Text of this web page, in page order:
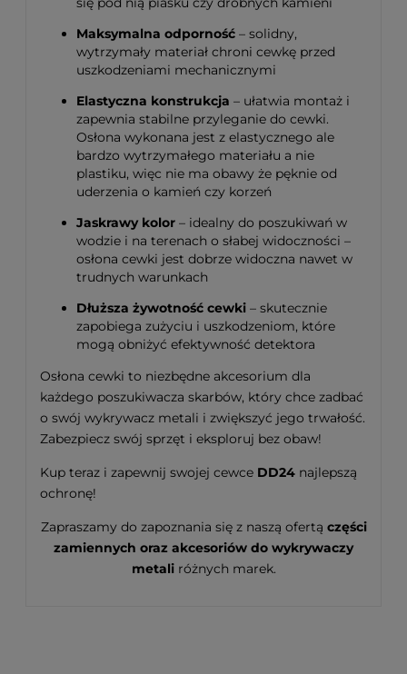
Maksymalna odporność – solidny,
wytrzymały materiał chroni cewkę przed
uszkodzeniami mechanicznymi
Elastyczna konstrukcja – ułatwia montaż i
zapewnia stabilne przyleganie do cewki.
Osłona wykonana jest z elastycznego ale
bardzo wytrzymałego materiału a nie
plastiku, więc nie ma obawy że pęknie od
uderzenia o kamień czy korzeń
Jaskrawy kolor – idealny do poszukiwań w
wodzie i na terenach o słabej widoczności –
osłona cewki jest dobrze widoczna nawet w
trudnych warunkach
Dłuższa żywotność cewki – skutecznie
zapobiega zużyciu i uszkodzeniom, które
mogą obniżyć efektywność detektora
Osłona cewki to niezbędne akcesorium dla
każdego poszukiwacza skarbów, który chce zadbać
o swój wykrywacz metali i zwiększyć jego trwałość.
Zabezpiecz swój sprzęt i eksploruj bez obaw!
Kup teraz i zapewnij swojej cewce DD24 najlepszą
ochronę!
Zapraszamy do zapoznania się z naszą ofertą części
zamiennych oraz akcesoriów do wykrywaczy
metaliróżnych marek.